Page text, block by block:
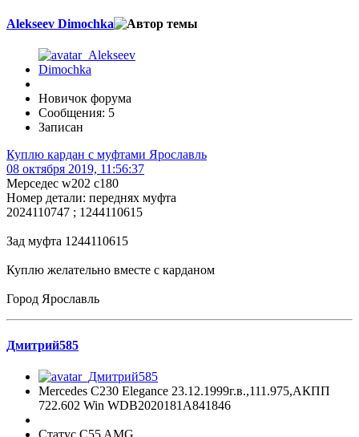
Alekseev Dimochka
Новичок форума
Сообщения: 5
Записан
Куплю кардан с муфтами Ярославль
08 октября 2019, 11:56:37
Мерседес w202 c180
Номер детали: переднях муфта
2024110747 ; 1244110615
Зад муфта 1244110615
Куплю желательно вместе с карданом
Город Ярославль
Дмитрий585
Mercedes C230 Elegance 23.12.1999г.в.,111.975,АКПП
722.602 Win WDB2020181A841846
Статус C55 AMG